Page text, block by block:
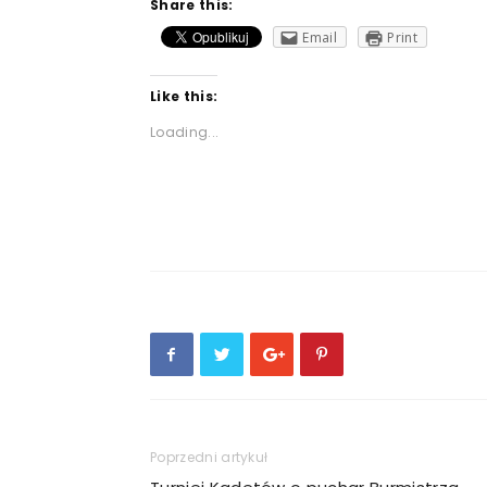
Share this:
Email
Print
Like this:
Loading...
Poprzedni artykuł